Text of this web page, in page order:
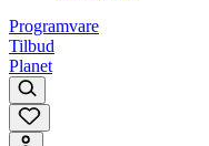
Programvare
Tilbud
Planet